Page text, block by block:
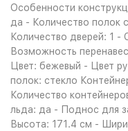
Особенности
да - Количество полок
Количество дверей: 1 -
Возможность
Цвет: бежевый - Цвет
полок: стекло
Количество
льда: да - Поднос для
Высота: 171.4 см -